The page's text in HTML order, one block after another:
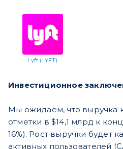
Lyft (LYFT)
Инвестиционное
Мы ожидаем, что выручка
отметки в $14,1 млрд к
16%). Рост выручки будет
активных пользователей